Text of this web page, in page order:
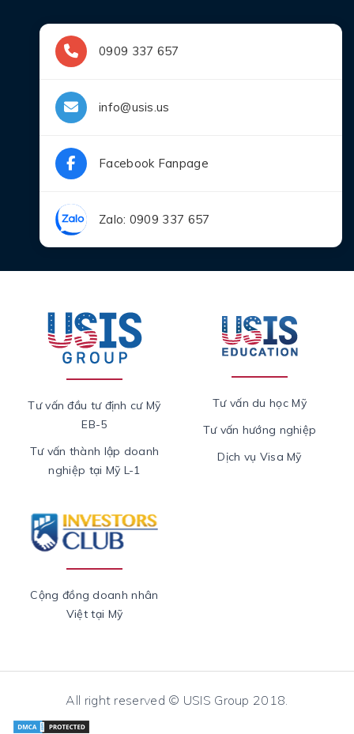
0909 337 657
info@usis.us
Facebook Fanpage
Zalo: 0909 337 657
Tư vấn đầu tư định cư Mỹ
EB-5
Tư vấn thành lập doanh
nghiệp tại Mỹ L-1
Tư vấn du học Mỹ
Tư vấn hướng nghiệp
Dịch vụ Visa Mỹ
Cộng đồng doanh nhân
Việt tại Mỹ
All right reserved © USIS Group 2018.